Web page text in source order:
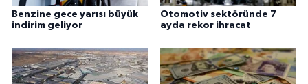
Benzine gece yarısı büyük
indirim geliyor
Otomotiv sektöründe 7
ayda rekor ihracat